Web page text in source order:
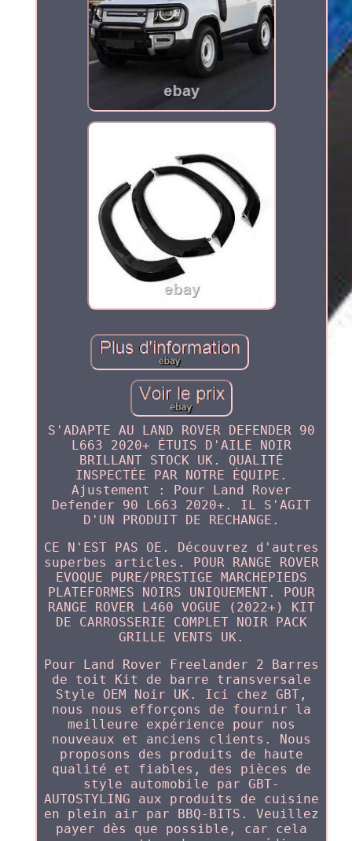
S'ADAPTE AU LAND ROVER DEFENDER 90
L663 2020+ ÉTUIS D'AILE NOIR
BRILLANT STOCK UK. QUALITÉ
INSPECTÉE PAR NOTRE ÉQUIPE.
Ajustement : Pour Land Rover
Defender 90 L663 2020+. IL S'AGIT
D'UN PRODUIT DE RECHANGE.
CE N'EST PAS OE. Découvrez d'autres
superbes articles. POUR RANGE ROVER
EVOQUE PURE/PRESTIGE MARCHEPIEDS
PLATEFORMES NOIRS UNIQUEMENT. POUR
RANGE ROVER L460 VOGUE (2022+) KIT
DE CARROSSERIE COMPLET NOIR PACK
GRILLE VENTS UK.
Pour Land Rover Freelander 2 Barres
de toit Kit de barre transversale
Style OEM Noir UK. Ici chez GBT,
nous nous efforçons de fournir la
meilleure expérience pour nos
nouveaux et anciens clients. Nous
proposons des produits de haute
qualité et fiables, des pièces de
style automobile par GBT-
AUTOSTYLING aux produits de cuisine
en plein air par BBQ-BITS. Veuillez
payer dès que possible, car cela